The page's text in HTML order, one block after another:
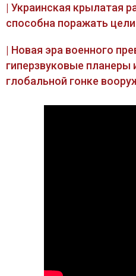
| Украинская крылатая
способна поражать
| Новая эра военного
гиперзвуковые
глобальной гонке